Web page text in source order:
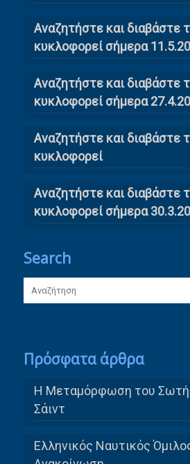
Αναζητήστε και διαβάστε
κυκλοφορεί σήμερα
Αναζητήστε και διαβάστε
κυκλοφορεί σήμερα
Αναζητήστε και διαβάστε
κυκλοφορεί
Αναζητήστε και διαβάστε
κυκλοφορεί σήμερα
Search
Πρόσφατα άρθρα
Η Μεταμόρφωση του
Σάιντ
Ελληνικός Ναυτικός